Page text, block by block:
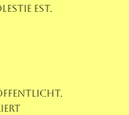
est.